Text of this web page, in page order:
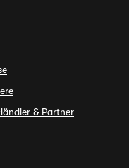
& Partner